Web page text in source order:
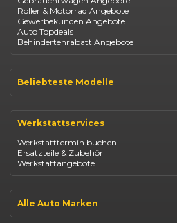
Roller & Motorrad Angebote
Gewerbekunden Angebote
Auto Topdeals
Behindertenrabatt Angebote
Beliebteste Modelle
Opel Corsa
Fiat 500
Dacia Duster
Dacia Sandero
Jeep Compass
Suzuki Vitara
Suzuki Swift
Werkstattservices
Werkstatttermin buchen
Ersatzteile & Zubehör
Werkstattangebote
Alle Auto Marken